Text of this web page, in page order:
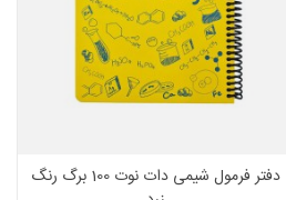
دفتر فرمول شیمی دات نوت 100 برگ رنگ